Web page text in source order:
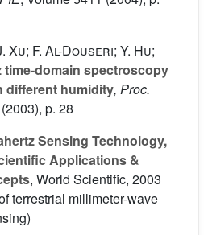
Xu; F. Al-Douseri; Y. Hu;
time-domain spectroscopy
different humidity, Proc.
(2003), p. 28
Sensing Technology,
Applications &
, World Scientific, 2003
terrestrial millimeter-wave